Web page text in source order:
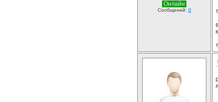
Онлайн
Сообщений: 0